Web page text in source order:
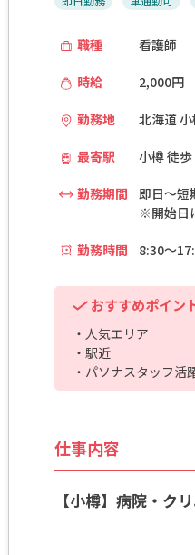
職種 看護師
時給 2,000円
勤務地 北海道
最寄駅 小樽 徒
勤務期間
即日～短
※開始日
勤務時間 8:30～
おすすめポイン
・人気エリア
・駅近
・パソナスタッフ活
仕事内容
【小樽】病院・ク